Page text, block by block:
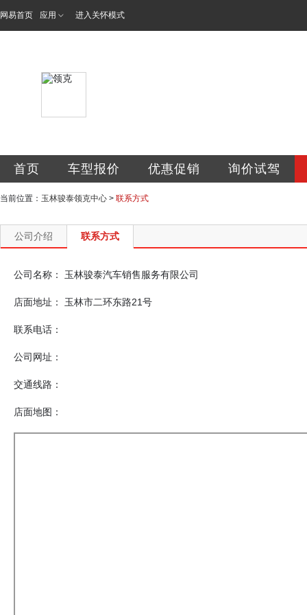
网易首页 应用 进入关怀模式
首页 车型报价 优惠促销 询价试驾
当前位置： 玉林骏泰领克中心 > 联系方式
公司介绍 联系方式
公司名称： 玉林骏泰汽车销售服务有限公司
店面地址： 玉林市二环东路21号
联系电话：
公司网址：
交通线路：
店面地图：